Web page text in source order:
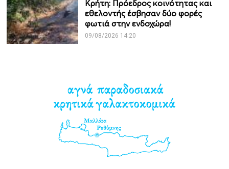
Κρήτη: Πρόεδρος κοινότητας και
εθελοντής έσβησαν δύο φορές
φωτιά στην ενδοχώρα!
09/08/2026 14:20